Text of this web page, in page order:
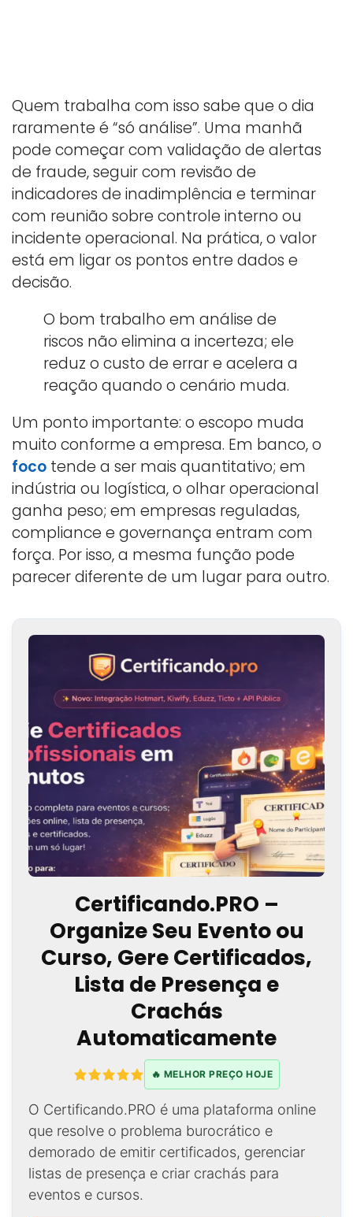
Quem trabalha com isso sabe que o dia
raramente é “só análise”. Uma manhã
pode começar com validação de alertas
de fraude, seguir com revisão de
indicadores de inadimplência e terminar
com reunião sobre controle interno ou
incidente operacional. Na prática, o valor
está em ligar os pontos entre dados e
decisão.
O bom trabalho em análise de
riscos não elimina a incerteza; ele
reduz o custo de errar e acelera a
reação quando o cenário muda.
Um ponto importante: o escopo muda
muito conforme a empresa. Em banco, o
foco tende a ser mais quantitativo; em
indústria ou logística, o olhar operacional
ganha peso; em empresas reguladas,
compliance e governança entram com
força. Por isso, a mesma função pode
parecer diferente de um lugar para outro.
Certificando.PRO –
Organize Seu Evento ou
Curso, Gere Certificados,
Lista de Presença e
Crachás
Automaticamente
🔥 MELHOR PREÇO HOJE
O Certificando.PRO é uma plataforma online
que resolve o problema burocrático e
demorado de emitir certificados, gerenciar
listas de presença e criar crachás para
eventos e cursos.